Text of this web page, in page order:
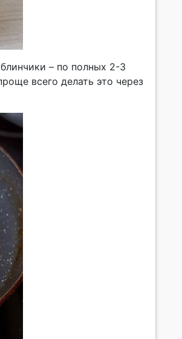
– по полных 2-3
всего делать это через